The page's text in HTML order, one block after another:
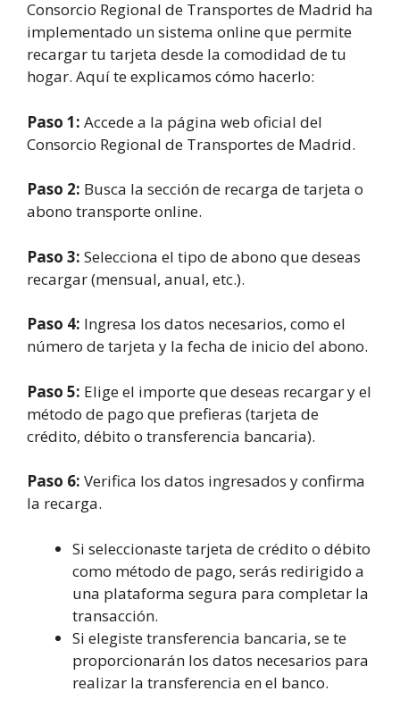
Consorcio Regional de Transportes de Madrid ha
implementado un sistema online que permite
recargar tu tarjeta desde la comodidad de tu
hogar. Aquí te explicamos cómo hacerlo:
Paso 1: Accede a la página web oficial del
Consorcio Regional de Transportes de Madrid.
Paso 2: Busca la sección de recarga de tarjeta o
abono transporte online.
Paso 3: Selecciona el tipo de abono que deseas
recargar (mensual, anual, etc.).
Paso 4: Ingresa los datos necesarios, como el
número de tarjeta y la fecha de inicio del abono.
Paso 5: Elige el importe que deseas recargar y el
método de pago que prefieras (tarjeta de
crédito, débito o transferencia bancaria).
Paso 6: Verifica los datos ingresados y confirma
la recarga.
Si seleccionaste tarjeta de crédito o débito
como método de pago, serás redirigido a
una plataforma segura para completar la
transacción.
Si elegiste transferencia bancaria, se te
proporcionarán los datos necesarios para
realizar la transferencia en el banco.